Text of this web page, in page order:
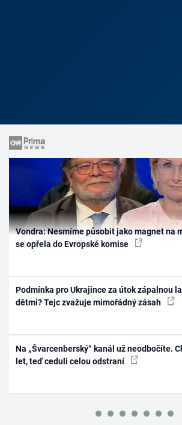
Vondra: Nesmíme působit jako magnet na
se opřela do Evropské komise
Podmínka pro Ukrajince za útok zápalnou
dětmi? Tejc zvažuje mimořádný zásah
Na „Švarcenberský“ kanál už neodbočíte.
let, teď ceduli celou odstraní